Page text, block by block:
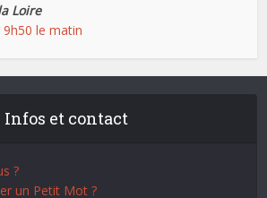
Loire
le matin
Infos et contact
?
un Petit Mot ?